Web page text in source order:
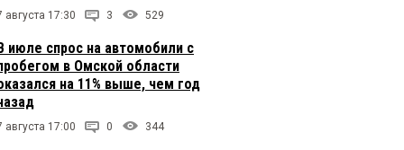
августа 17:30 3 529
июле спрос на автомобили с
в Омской области
на 11% выше, чем год
августа 17:00 0 344